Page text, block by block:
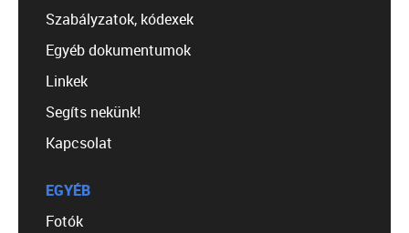
Szabályzatok, kódexek
Egyéb dokumentumok
Linkek
Segíts nekünk!
Kapcsolat
EGYÉB
Fotók